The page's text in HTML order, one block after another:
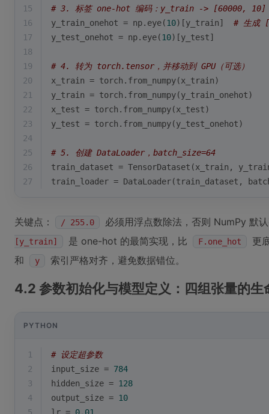
15
# 3. 标签 one-hot 编码：y_train -> [60000, 10]
16
y_train_onehot = np.eye(10)[y_train] # 生成
17
y_test_onehot = np.eye(10)[y_test]
18
19
# 4. 转为 torch.tensor，并移动到 GPU（可选）
20
x_train = torch.from_numpy(x_train)
21
y_train = torch.from_numpy(y_train_onehot)
22
x_test = torch.from_numpy(x_test)
23
y_test = torch.from_numpy(y_test_onehot)
24
25
# 5. 创建 DataLoader，batch_size=64
26
train_dataset = TensorDataset(x_train,
27
train_loader = DataLoader(train_dataset,
关键点： / 255.0 必须用浮点数除法，否则 NumPy 默
[y_train] 是 one-hot 的最简实现，比 F.one_hot
更
和
y 索引严格对齐，避免数据错位。
4.2 参数初始化与模型定义：四组张量的生
PYTHON
1
# 设定超参数
2
input_size = 784
3
hidden_size = 128
4
output_size = 10